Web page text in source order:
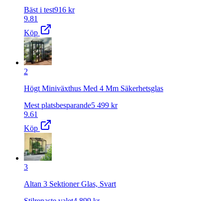
Bäst i test916 kr
9.81
Köp
2
Högt Miniväxthus Med 4 Mm Säkerhetsglas
Mest platsbesparande5 499 kr
9.61
Köp
3
Altan 3 Sektioner Glas, Svart